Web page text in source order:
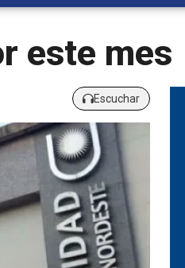
este mes
Escuchar